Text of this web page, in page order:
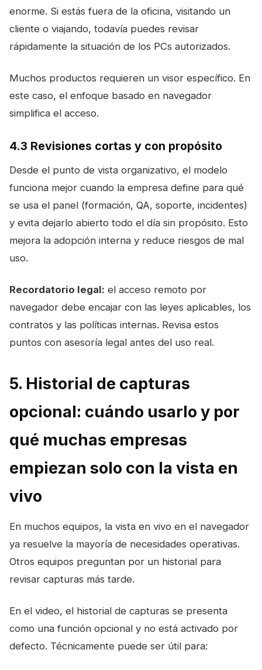
enorme. Si estás fuera de la oficina, visitando un
cliente o viajando, todavía puedes revisar
rápidamente la situación de los PCs autorizados.
Muchos productos requieren un visor específico. En
este caso, el enfoque basado en navegador
simplifica el acceso.
4.3 Revisiones cortas y con propósito
Desde el punto de vista organizativo, el modelo
funciona mejor cuando la empresa define para qué
se usa el panel (formación, QA, soporte, incidentes)
y evita dejarlo abierto todo el día sin propósito. Esto
mejora la adopción interna y reduce riesgos de mal
uso.
Recordatorio legal: el acceso remoto por
navegador debe encajar con las leyes aplicables, los
contratos y las políticas internas. Revisa estos
puntos con asesoría legal antes del uso real.
5. Historial de capturas
opcional: cuándo usarlo y por
qué muchas empresas
empiezan solo con la vista en
vivo
En muchos equipos, la vista en vivo en el navegador
ya resuelve la mayoría de necesidades operativas.
Otros equipos preguntan por un historial para
revisar capturas más tarde.
En el video, el historial de capturas se presenta
como una función opcional y no está activado por
defecto. Técnicamente puede ser útil para: